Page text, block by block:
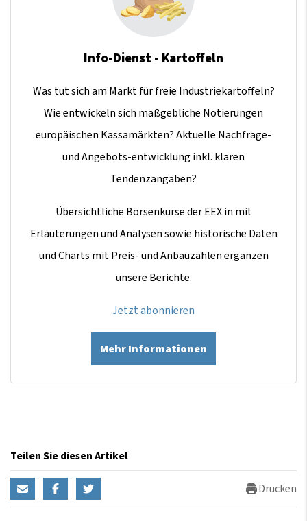
Info-Dienst - Kartoffeln
Was tut sich am Markt für freie Industriekartoffeln?
Wie entwickeln sich maßgebliche Notierungen
europäischen Kassamärkten? Aktuelle Nachfrage-
und Angebots-entwicklung inkl. klaren
Tendenzangaben?
Übersichtliche Börsenkurse der EEX in mit
Erläuterungen und Analysen sowie historische Daten
und Charts mit Preis- und Anbauzahlen ergänzen
unsere Berichte.
Jetzt abonnieren
Mehr Informationen
Teilen Sie diesen Artikel
Drucken